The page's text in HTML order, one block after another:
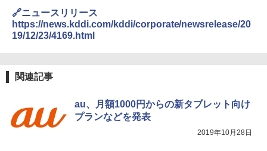
🔗ニュースリリース
https://news.kddi.com/kddi/corporate/newsrelease/20
19/12/23/4169.html
関連記事
au、月額1000円からの新タブレット向け
プランなどを発表
2019年10月28日